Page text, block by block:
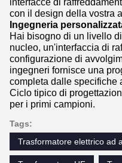
con il design della vostra
Ingegneria
Hai bisogno di un livello
nucleo, un'interfaccia di
configurazione di
ingegneri fornisce una
completa dalle specifiche
Ciclo tipico di
per i primi campioni.
Tags:
Trasformatore elettrico ad